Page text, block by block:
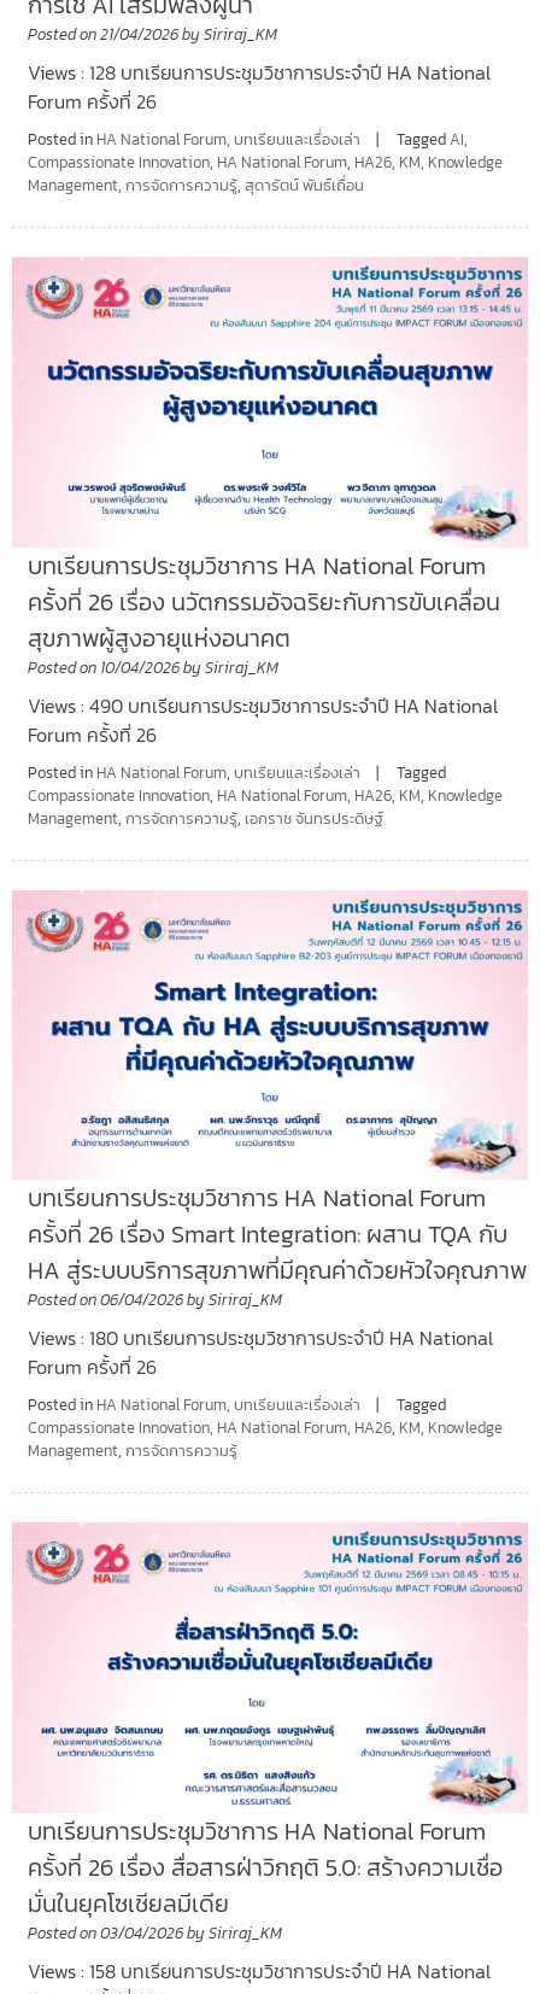
Posted on21/04/2026by Siriraj_KM
Views : 128 บทเรียนการประชุมวิชาการประจำปี HA National
Forum ครั้งที่ 26
Posted in HA National Forum, บทเรียนและเรื่องเล่า TaggedAI,
Compassionate Innovation, HA National Forum, HA26, KM, Knowledge
Management, การจัดการความรู้, สุดารัตน์ พันธ์เถื่อน
บทเรียนการประชุมวิชาการ HA National Forum
ครั้งที่ 26 เรื่อง นวัตกรรมอัจฉริยะกับการขับเคลื่อน
สุขภาพผู้สูงอายุแห่งอนาคต
Posted on 10/04/2026by Siriraj_KM
Views : 490 บทเรียนการประชุมวิชาการประจำปี HA National
Forum ครั้งที่ 26
Posted in HA National Forum, บทเรียนและเรื่องเล่า
Tagged
Compassionate Innovation, HA National Forum, HA26, KM, Knowledge
Management, การจัดการความรู้, เอกราช จันทรประดิษฐ์
บทเรียนการประชุมวิชาการ HA National Forum
ครั้งที่ 26 เรื่อง Smart Integration: ผสาน TQA กับ
HA สู่ระบบบริการสุขภาพที่มีคุณค่าด้วยหัวใจคุณภาพ
Posted on06/04/2026by Siriraj_KM
Views : 180 บทเรียนการประชุมวิชาการประจำปี HA National
Forum ครั้งที่ 26
Posted in HA National Forum, บทเรียนและเรื่องเล่า
Tagged
Compassionate Innovation, HA National Forum, HA26, KM, Knowledge
Management, การจัดการความรู้
บทเรียนการประชุมวิชาการ HA National Forum
ครั้งที่ 26 เรื่อง สื่อสารฝ่าวิกฤติ 5.0: สร้างความเชื่อ
มั่นในยุคโซเชียลมีเดีย
Posted on03/04/2026by Siriraj_KM
Views : 158 บทเรียนการประชุมวิชาการประจำปี HA National